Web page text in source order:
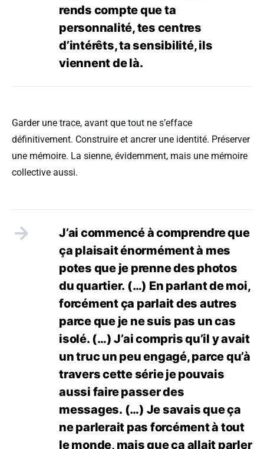
rends compte que ta
personnalité, tes centres
d’intérêts, ta sensibilité, ils
viennent de là.
Garder une trace, avant que tout ne s’efface
définitivement. Construire et ancrer une identité. Préserver
une mémoire. La sienne, évidemment, mais une mémoire
collective aussi.
J’ai commencé à comprendre que
ça plaisait énormément à mes
potes que je prenne des photos
du quartier. (…) En parlant de moi,
forcément ça parlait des autres
parce que je ne suis pas un cas
isolé. (…) J’ai compris qu’il y avait
un truc un peu engagé, parce qu’à
travers cette série je pouvais
aussi faire passer des
messages. (…) Je savais que ça
ne parlerait pas forcément à tout
le monde, mais que ça allait parler